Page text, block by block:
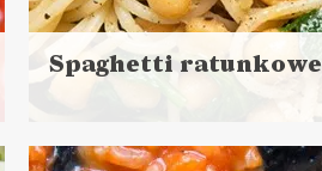
Spaghetti ratunkowe
więcej
Czas przygotowania: 15 minut